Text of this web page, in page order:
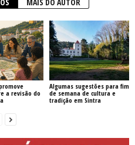
a revisão do
Algumas sugestões para fim
de semana de cultura e
tradição em Sintra